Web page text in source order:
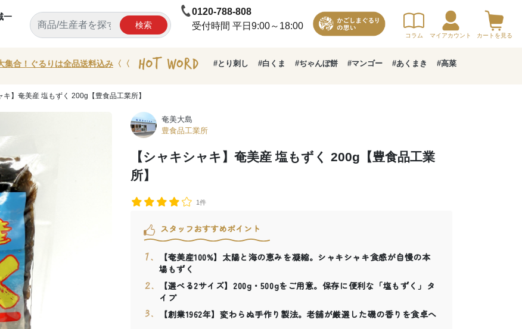
一
検索
0120-788-808
受付時間 平日9:00～18:00
コラム マイアカウント カートを見る
集合！ぐるりは全品送料込み 〈〈 #とり刺し #白くま #ぢゃんぼ餅 #マンゴー #あくまき #高菜
キ】奄美産 塩もずく 200g【豊食品工業所】
奄美大島
豊食品工業所
【シャキシャキ】奄美産 塩もずく 200g【豊食品工業
所】
1件
スタッフおすすめポイント
【奄美産100%】太陽と海の恵みを凝縮。シャキシャキ食感が自慢の本
場もずく
【選べる2サイズ】200g・500gをご用意。保存に便利な「塩もずく」タ
イプ
【創業1962年】変わらぬ手作り製法。老舗が厳選した磯の香りを食卓へ